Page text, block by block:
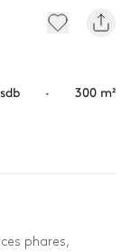
· 300 m²
phares,